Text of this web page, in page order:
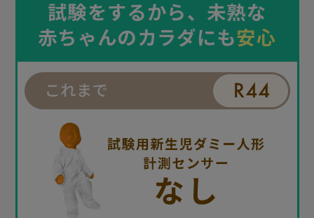
試験をするから、未熟な
赤ちゃんのカラダにも安心